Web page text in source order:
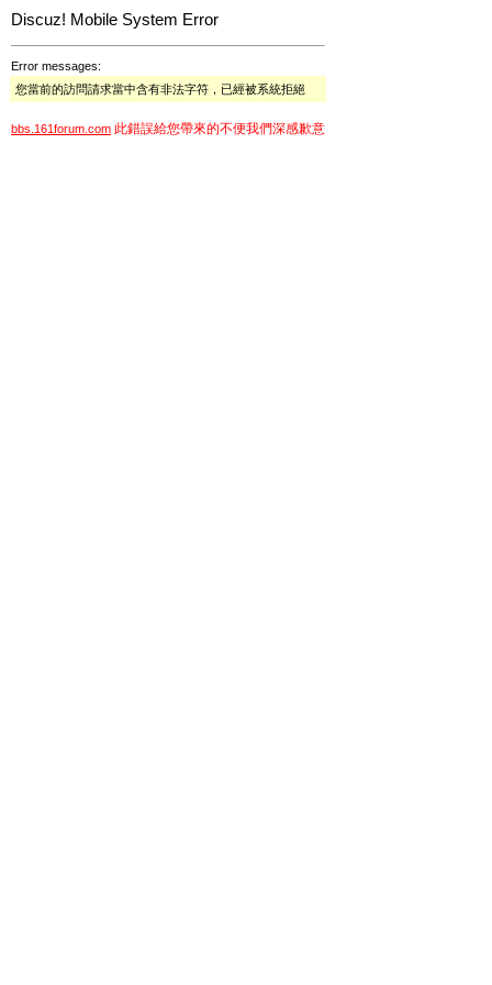
Discuz! Mobile System Error
Error messages:
您當前的訪問請求當中含有非法字符，已經被系統拒絕
bbs.161forum.com 此錯誤給您帶來的不便我們深感歉意